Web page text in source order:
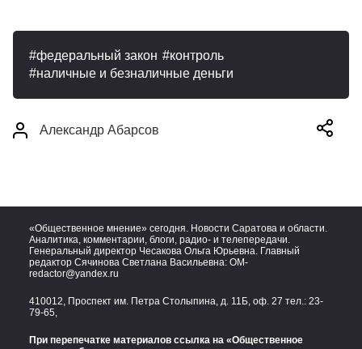
федеральный закон
контроль
наличные и безналичные деньги
Александр Абарсов
«Общественное мнение» сегодня. Новости Саратова и области.
Аналитика, комментарии, блоги, радио- и телепередачи.
Генеральный директор Чесакова Ольга Юрьевна. Главный
редактор Сячинова Светлана Васильевна: OM-
redactor@yandex.ru
410012, Проспект им. Петра Столыпина, д. 11Б, оф. 27 тел.: 23-
79-65,
При перепечатке материалов ссылка на «Общественное